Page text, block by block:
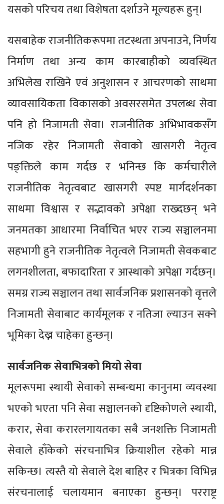
यसको परिचय तथा विशेषता दर्शाउने मूल्यहरू हुन्।
यसबाहेक राजनीतिकरूपमा तटस्थता अपनाउने, निर्णय
निर्माण तथा अन्य काम कारबाहीको व्यवस्थित
अभिलेख राखिने एवं अनुशासन र आचरणको साथमा
व्यावसायिकता विकासको अवसरसमेत उपलब्ध सेवा
पनि हो निजामती सेवा। राजनीतिक अभिभावकसँग
नजिक रहेर निजामती सेवाको खासगरी नेतृत्व
पङ्क्तिले काम गर्दछ र भनिन्छ कि कर्मचारीले
राजनीतिक नेतृत्वबाट खासगरी स्पष्ट मार्गदर्शनका
साथमा विश्वास र सद्भावको अपेक्षा राख्दछन् भने
जनमतका आधारमा निर्वाचित भएर राज्य सञ्चालनमा
सहभागी हुने राजनीतिक नेतृत्वले निजामती सेवकबाट
लगनशीलता, बफादारिता र आस्थाको अपेक्षा गर्दछन्।
समग्र राज्य सञ्चालन तथा सार्वजनिक प्रशासनको वृत्तले
निजामती सेवाबाट कार्यमूलक र नतिजा ल्याउन सक्ने
भूमिका देख्न चाहेका हुन्छन्।
सार्वजनिक सेवाभित्रको मियो सेवा
मूलरूपमा स्थायी सेवाको सम्बन्धमा कानुनमा व्यवस्था
भएको भएता पनि सेवा सञ्चालनको दृष्टिकोणले स्थायी,
करार, सेवा करारलगायतका सबै जनशक्ति निजामती
सेवाले हाँकेको संरचनाभित्र क्रियाशील रहेको मान्न
सकिन्छ। त्यस्तै यो सेवाले देश बाहिर र भित्रका विभिन्न
संरचनालाई चलायमान बनाएका हुन्छन्। परराष्ट्र